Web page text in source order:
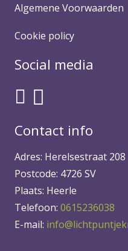
Algemene Voorwaarden
Cookie policy
Social media
Contact info
Adres: Herelsestraat 208
Postcode: 4726 SV
Plaats: Heerle
Telefoon: 0615236038
E-mail: